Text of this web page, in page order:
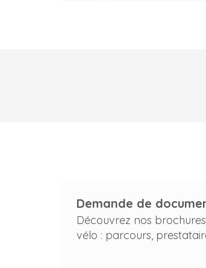
Demande de
Découvrez nos
vélo : parcours,